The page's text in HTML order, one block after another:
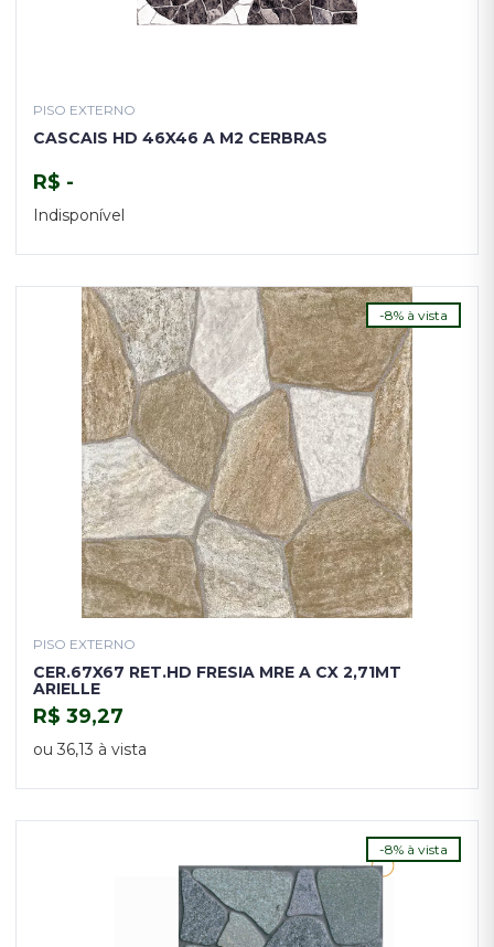
PISO EXTERNO
CASCAIS HD 46X46 A M2 CERBRAS
R$ -
Indisponível
-8% à vista
PISO EXTERNO
CER.67X67 RET.HD FRESIA MRE A CX 2,71MT
ARIELLE
R$ 39,27
ou 36,13 à vista
-8% à vista